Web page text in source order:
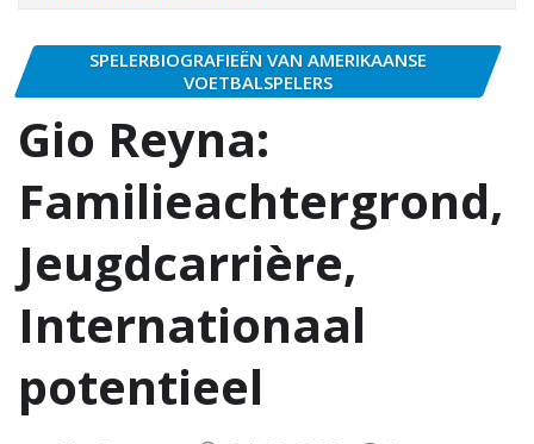
SPELERBIOGRAFIEËN VAN AMERIKAANSE
VOETBALSPELERS
Gio Reyna:
Familieachtergrond,
Jeugdcarrière,
Internationaal
potentieel